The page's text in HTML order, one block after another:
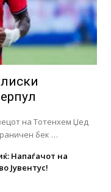
на Тотенхем Џед
бек …
Напаѓачот на
Јувентус!